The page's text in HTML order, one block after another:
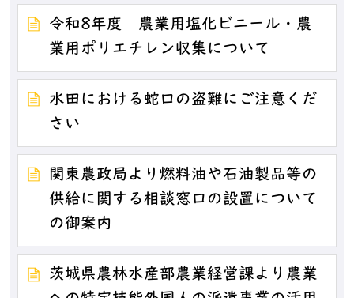
令和8年度 農業用塩化ビニール・農
業用ポリエチレン収集について
水田における蛇口の盗難にご注意くだ
さい
関東農政局より燃料油や石油製品等の
供給に関する相談窓口の設置について
の御案内
茨城県農林水産部農業経営課より農業